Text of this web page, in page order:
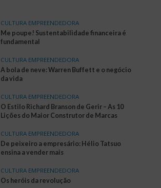
CULTURA EMPREENDEDORA
Me poupe! Sustentabilidade financeira é
fundamental
CULTURA EMPREENDEDORA
A bola de neve: Warren Buffett e o negócio
da vida
CULTURA EMPREENDEDORA
O Estilo Richard Branson de Gerir – As 10
Lições do Maior Construtor de Marcas
CULTURA EMPREENDEDORA
De peixeiro a empresário: Hélio Tatsuo
ensina a vender mais
CULTURA EMPREENDEDORA
Os heróis da revolução